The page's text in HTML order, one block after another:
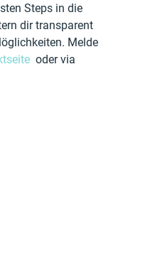
Steps in die
dir transparent
Melde
oder via